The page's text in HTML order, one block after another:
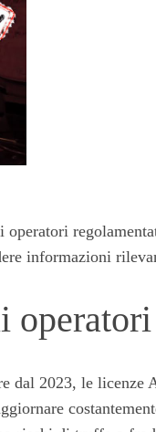
informazioni
operatori
2023, le